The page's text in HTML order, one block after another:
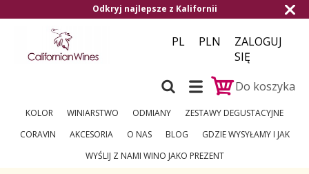
najlepsze z Kalifornii Darmowa
PL PLN
ZALOGUJ
SIĘ
Do koszyka
KOLOR WINIARSTWO ODMIANY
ZESTAWY DEGUSTACYJNE
CORAVIN
AKCESORIA O NAS BLOG
GDZIE WYSYŁAMY I JAK
WYŚLIJ Z NAMI WINO JAKO PREZENT